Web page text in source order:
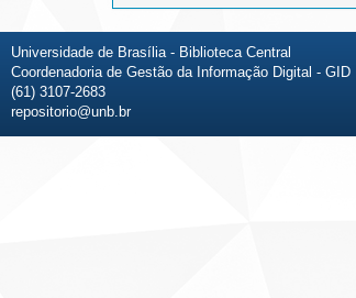
Universidade de Brasília - Biblioteca Central
Coordenadoria de Gestão da Informação Digital - GID
(61) 3107-2683
repositorio@unb.br